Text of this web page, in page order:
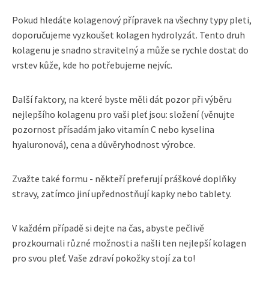
Pokud hledáte kolagenový přípravek na všechny typy pleti,
doporučujeme vyzkoušet kolagen hydrolyzát. Tento druh
kolagenu je snadno stravitelný a může se rychle dostat do
vrstev kůže, kde ho potřebujeme nejvíc.
Další faktory, na které byste měli dát pozor při výběru
nejlepšího kolagenu pro vaši pleť jsou: složení (věnujte
pozornost přísadám jako vitamín C nebo kyselina
hyaluronová), cena a důvěryhodnost výrobce.
Zvažte také formu - někteří preferují práškové doplňky
stravy, zatímco jiní upřednostňují kapky nebo tablety.
V každém případě si dejte na čas, abyste pečlivě
prozkoumali různé možnosti a našli ten nejlepší kolagen
pro svou pleť. Vaše zdraví pokožky stojí za to!